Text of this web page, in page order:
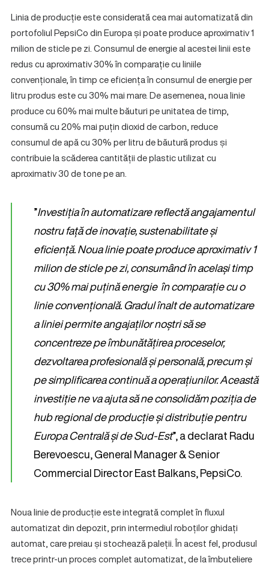
Linia de producție este considerată cea mai automatizată din
portofoliul PepsiCo din Europa și poate produce aproximativ 1
milion de sticle pe zi. Consumul de energie al acestei linii este
redus cu aproximativ 30% în comparație cu liniile
convenționale, în timp ce eficiența în consumul de energie per
litru produs este cu 30% mai mare. De asemenea, noua linie
produce cu 60% mai multe băuturi pe unitatea de timp,
consumă cu 20% mai puțin dioxid de carbon, reduce
consumul de apă cu 30% per litru de băutură produs și
contribuie la scăderea cantității de plastic utilizat cu
aproximativ 30 de tone pe an.
”Investiția în automatizare reflectă angajamentul
nostru față de inovație, sustenabilitate și
eficiență. Noua linie poate produce aproximativ 1
milion de sticle pe zi, consumând în același timp
cu 30% mai puțină energie în comparație cu o
linie convențională. Gradul înalt de automatizare
a liniei permite angajaților noștri să se
concentreze pe îmbunătățirea proceselor,
dezvoltarea profesională și personală, precum și
pe simplificarea continuă a operațiunilor. Această
investiție ne va ajuta să ne consolidăm poziția de
hub regionalde producție și distribuție pentru
Europa Centrală și de Sud-Est”, a declarat Radu
Berevoescu, General Manager & Senior
Commercial Director East Balkans, PepsiCo.
Noua linie de producție este integrată complet în fluxul
automatizat din depozit, prin intermediul roboților ghidați
automat, care preiau și stochează paleții. În acest fel, produsul
trece printr-un proces complet automatizat, de la îmbuteliere